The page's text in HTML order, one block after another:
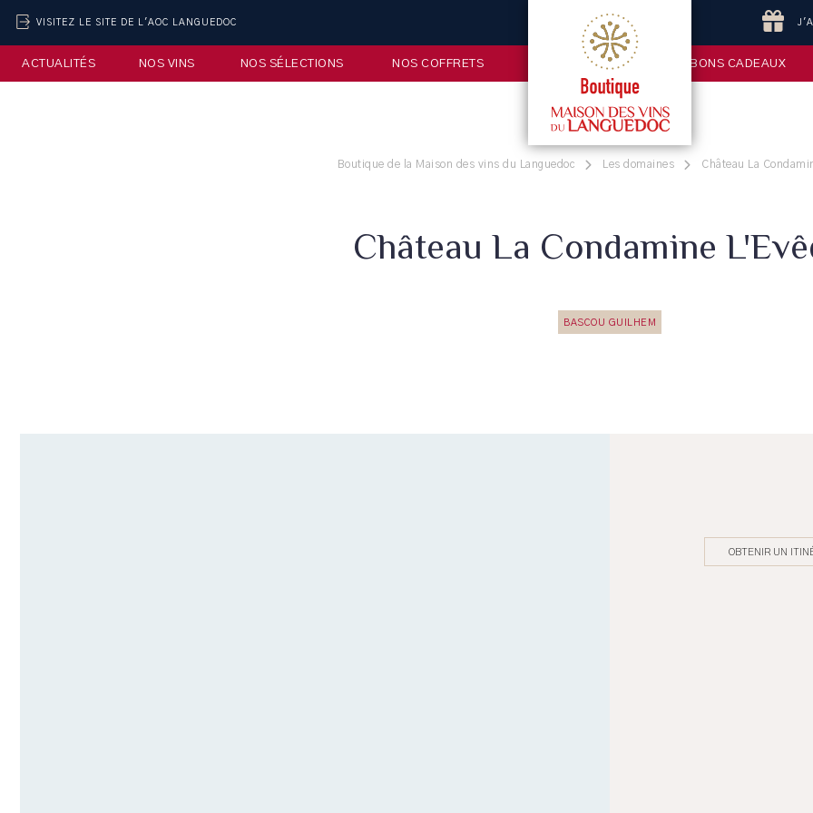
VISITEZ LE SITE DE L'AOC LANGUEDOC
ACTUALITÉS NOS VINS NOS SÉLECTIONS NOS COFFRETS BONS CADEAUX
Boutique de la Maison des vins du Languedoc Les domaines Château La
Château La Condamine
BASCOU GUILHEM
OBTENIR UN